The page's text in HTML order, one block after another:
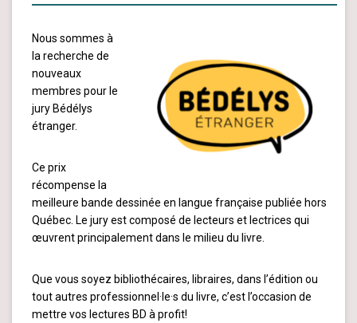
Nous sommes à
la recherche de
nouveaux
membres pour le
jury Bédélys
étranger.
Ce prix
récompense la
meilleure bande dessinée en langue française publiée hors
Québec. Le jury est composé de lecteurs et lectrices qui
œuvrent principalement dans le milieu du livre.
Que vous soyez bibliothécaires, libraires, dans l’édition ou
tout autres professionnel·le·s du livre, c’est l’occasion de
mettre vos lectures BD à profit!